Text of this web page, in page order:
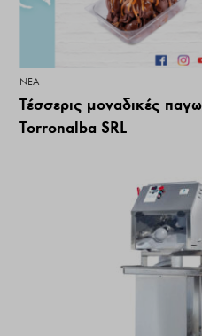
ΝΕΑ
Τέσσερις μοναδικές
Torronalba SRL